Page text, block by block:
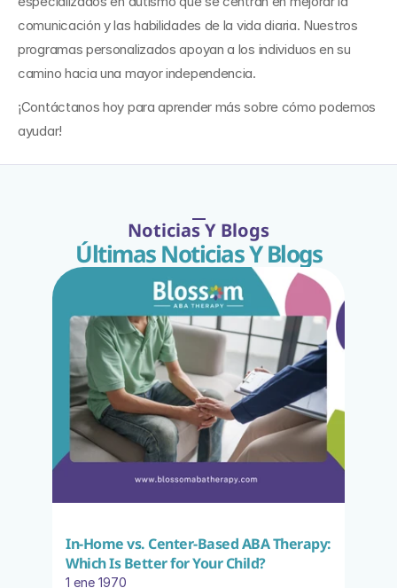
comunicación y las habilidades de la vida diaria. Nuestros
programas personalizados apoyan a los individuos en su
camino hacia una mayor independencia.
¡Contáctanos hoy para aprender más sobre cómo podemos
ayudar!
Noticias Y Blogs
Últimas Noticias Y Blogs
In-Home vs. Center-Based ABA Therapy:
Which Is Better for Your Child?
1 ene 1970